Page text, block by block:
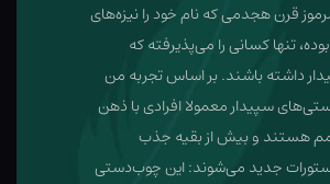
قرن هجدمی که نام خود را نیزه‌های
تنها کسانی را می‌پذیرفته که
داشته‌ باشند. بر اساس تجربه من
سپیدار معمولا افرادی با ذهن
هستند و بیش از بقیه جذب
جدید می‌شوند: این چوب‌دستی